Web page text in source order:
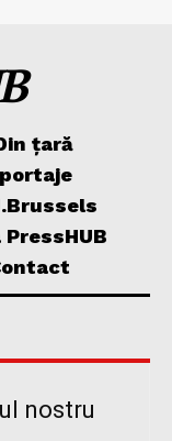
țară
PressHUB
nostru